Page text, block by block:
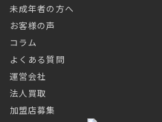
未成年者の方へ
お客様の声
コラム
よくある質問
運営会社
法人買取
加盟店募集